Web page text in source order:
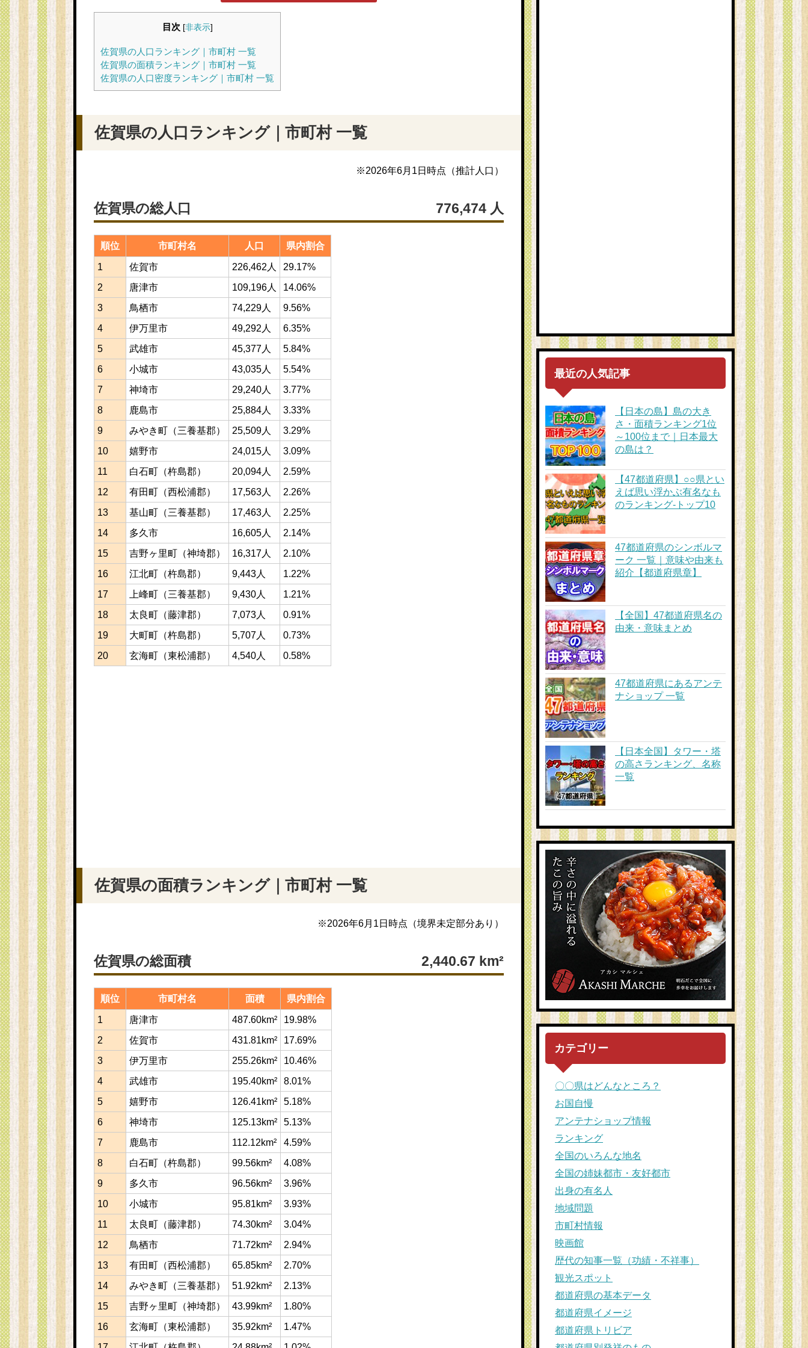
目次 [非表示]
佐賀県の人口ランキング｜市町村 一覧
佐賀県の面積ランキング｜市町村 一覧
佐賀県の人口密度ランキング｜市町村 一覧
佐賀県の人口ランキング｜市町村 一覧
※2026年6月1日 時点（推計人口）
佐賀県の総人口 776,474 人
順位 市町村名 人口 県内割合
1 佐賀市 226,462人
29.17%
2
唐津市 109,196人
14.06%
3
鳥栖市 74,229人
9.56%
4
伊万里市 49,292人
6.35%
5
武雄市 45,377人
5.84%
6
小城市 43,035人
5.54%
7
神埼市 29,240人
3.77%
8
鹿島市 25,884人
3.33%
9
みやき町（三養基郡） 25,509人
3.29%
10
嬉野市 24,015人
3.09%
11
白石町（杵島郡） 20,094人
2.59%
12
有田町（西松浦郡） 17,563人
2.26%
13
基山町（三養基郡） 17,463人
2.25%
14
多久市 16,605人
2.14%
15
吉野ヶ里町（神埼郡） 16,317人
2.10%
16
江北町（杵島郡） 9,443人
1.22%
17
上峰町（三養基郡） 9,430人
1.21%
18
太良町（藤津郡） 7,073人
0.91%
19
大町町（杵島郡） 5,707人
0.73%
20
玄海町（東松浦郡） 4,540人 0.58%
佐賀県の面積ランキング｜市町村 一覧
※2026年6月1日 時点（境界未定部分あり）
佐賀県の総面積 2,440.67 km²
順位 市町村名 面積 県内割合
1 唐津市 487.60km²
19.98%
2
佐賀市 431.81km²
17.69%
3
伊万里市 255.26km²
10.46%
4
武雄市 195.40km²
8.01%
5
嬉野市 126.41km²
5.18%
6
神埼市 125.13km²
5.13%
7
鹿島市 112.12km²
4.59%
8
白石町（杵島郡） 99.56km²
4.08%
9
多久市 96.56km²
3.96%
10
小城市 95.81km²
3.93%
11
太良町（藤津郡） 74.30km²
3.04%
12
鳥栖市 71.72km²
2.94%
13
有田町（西松浦郡） 65.85km²
2.70%
14
みやき町（三養基郡） 51.92km²
2.13%
15
吉野ヶ里町（神埼郡） 43.99km²
1.80%
16
玄海町（東松浦郡） 35.92km²
1.47%
最近の人気記事
【日本の島】島の大き
さ・面積ランキング1位
～100位まで｜日本最大
の島は？
【47都道府県】○○県とい
えば思い浮かぶ有名なも
のランキング-トップ10
47都道府県のシンボルマ
ーク 一覧｜意味や由来も
紹介【都道府県章】
【全国】47都道府県名の
由来・意味まとめ
47都道府県にあるアンテ
ナショップ 一覧
【日本全国】タワー・塔
の高さランキング、名称
一覧
カテゴリー
〇〇県はどんなところ？
お国自慢
アンテナショップ情報
ランキング
全国のいろんな地名
全国の姉妹都市・友好都市
出身の有名人
地域問題
市町村情報
映画館
歴代の知事一覧（功績・不祥事）
観光スポット
都道府県の基本データ
都道府県イメージ
都道府県トリビア